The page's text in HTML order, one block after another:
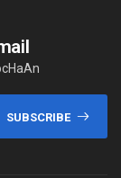
SUBSCRIBE